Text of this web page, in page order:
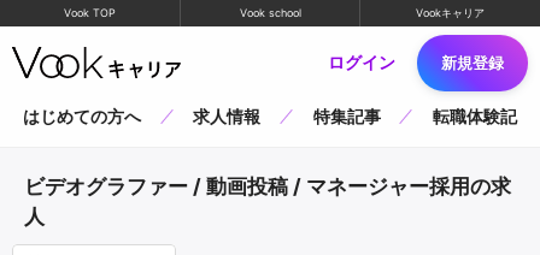
Vook TOP Vook school Vookキャリア
ログイン 新規登録
はじめての方へ 求人情報 特集記事 転職体験記
ビデオグラファー / 動画投稿 / マネージャー採用の求
人